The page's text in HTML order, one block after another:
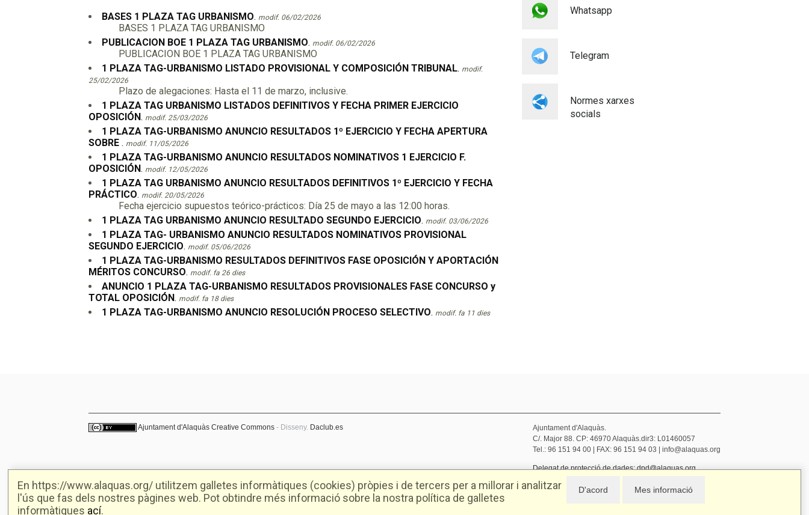
En https://www.alaquas.org/ utilitzem galletes informàtiques (cookies) pròpies i de tercers per a millorar i analitzar
l'ús que fas dels nostres pàgines web. Pot obtindre més informació sobre la nostra política de galletes
informàtiques ací.
BASES 1 PLAZA TAG URBANISMO. modif. 06/02/2026
BASES 1 PLAZA TAG URBANISMO
PUBLICACION BOE 1 PLAZA TAG URBANISMO. modif. 06/02/2026
PUBLICACION BOE 1 PLAZA TAG URBANISMO
1 PLAZA TAG-URBANISMO LISTADO PROVISIONAL Y COMPOSICIÓN TRIBUNAL. modif.
25/02/2026
Plazo de alegaciones: Hasta el 11 de marzo, inclusive.
1 PLAZA TAG URBANISMO LISTADOS DEFINITIVOS Y FECHA PRIMER EJERCICIO
OPOSICIÓN. modif. 25/03/2026
1 PLAZA TAG-URBANISMO ANUNCIO RESULTADOS 1º EJERCICIO Y FECHA APERTURA
SOBRE . modif. 11/05/2026
1 PLAZA TAG-URBANISMO ANUNCIO RESULTADOS NOMINATIVOS 1 EJERCICIO F.
OPOSICIÓN. modif. 12/05/2026
1 PLAZA TAG URBANISMO ANUNCIO RESULTADOS DEFINITIVOS 1º EJERCICIO Y FECHA
PRÁCTICO. modif. 20/05/2026
Fecha ejercicio supuestos teórico-prácticos: Día 25 de mayo a las 12:00 horas.
1 PLAZA TAG URBANISMO ANUNCIO RESULTADO SEGUNDO EJERCICIO. modif. 03/06/2026
1 PLAZA TAG- URBANISMO ANUNCIO RESULTADOS NOMINATIVOS PROVISIONAL
SEGUNDO EJERCICIO. modif. 05/06/2026
1 PLAZA TAG-URBANISMO RESULTADOS DEFINITIVOS FASE OPOSICIÓN Y APORTACIÓN
MÉRITOS CONCURSO. modif. fa 26 dies
ANUNCIO 1 PLAZA TAG-URBANISMO RESULTADOS PROVISIONALES FASE CONCURSO y
TOTAL OPOSICIÓN. modif. fa 18 dies
1 PLAZA TAG-URBANISMO ANUNCIO RESOLUCIÓN PROCESO SELECTIVO. modif. fa 11 dies
Whatsapp
Telegram
Normes xarxes
socials
Ajuntament d'Alaquàs Creative Commons - Disseny. Daclub.es
Ajuntament d'Alaquàs.
C/. Major 88. CP: 46970 Alaquàs.dir3: L01460057
Tel.: 96 151 94 00 | FAX: 96 151 94 03 | info@alaquas.org
Delegat de protecció de dades: dpd@alaquas.org